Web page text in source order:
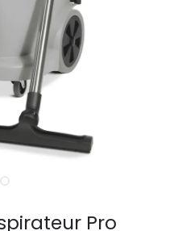
Pro